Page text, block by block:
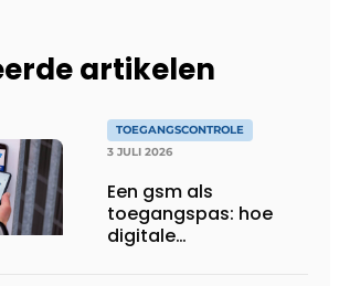
artikelen
TOEGANGSCONTROLE
3 JULI 2026
Een gsm als
toegangspas: hoe
digitale